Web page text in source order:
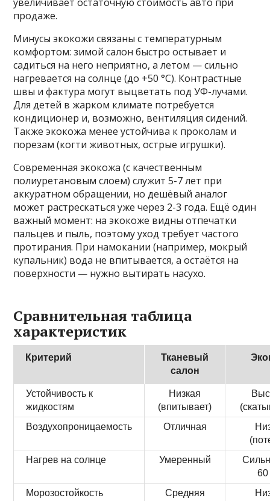
продаже.
Минусы экокожи связаны с температурным
комфортом: зимой салон быстро остывает и
садиться на него неприятно, а летом — сильно
нагревается на солнце (до +50 °C). Контрастные
швы и фактура могут выцветать под УФ-лучами.
Для детей в жарком климате потребуется
кондиционер и, возможно, вентиляция сидений.
Также экокожа менее устойчива к проколам и
порезам (когти животных, острые игрушки).
Современная экокожа (с качественным
полиуретановым слоем) служит 5-7 лет при
аккуратном обращении, но дешёвый аналог
может растрескаться уже через 2-3 года. Ещё один
важный момент: на экокоже видны отпечатки
пальцев и пыль, поэтому уход требует частого
протирания. При намокании (например, мокрый
купальник) вода не впитывается, а остаётся на
поверхности — нужно вытирать насухо.
Сравнительная таблица
характеристик
Критерий
Тканевый
салон
Устойчивость к
жидкостям
Низкая
(впитывает)
Воздухопроницаемость
Отличная
Нагрев на солнце
Умеренный
60
Морозостойкость
Средняя